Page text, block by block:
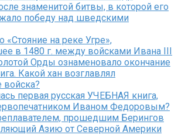
знаменитой битвы, в которой его
победу над шведскими
«Cтояние на реке Угре»,
в 1480 г. между войсками Ивана III
Орды ознаменовало окончание
Какой хан возглавлял
войска?
первая русская УЧЕБНАЯ книга,
Иваном Федоровым?
прошедшим Берингов
Азию от Северной Америки